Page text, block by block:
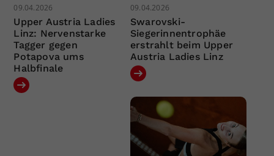
09.04.2026
Upper Austria Ladies
Linz: Nervenstarke
Tagger gegen
Potapova ums
Halbfinale
09.04.2026
Swarovski-
Siegerinnentrophäe
erstrahlt beim Upper
Austria Ladies Linz